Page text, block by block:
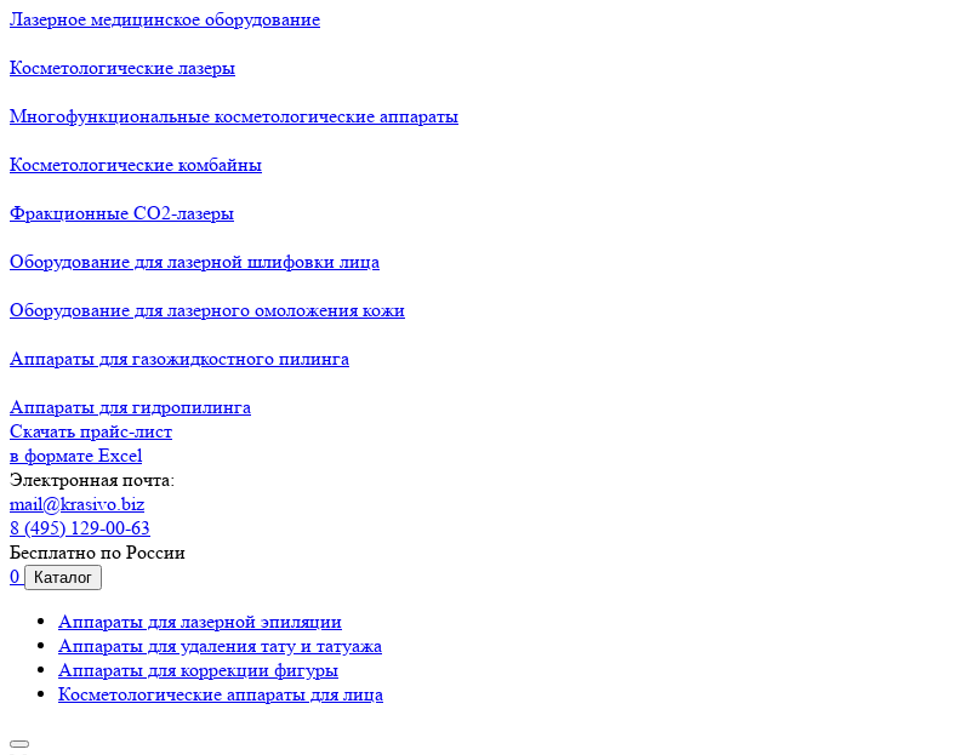
Лазерное медицинское оборудование
Косметологические лазеры
Многофункциональные косметологические аппараты
Косметологические комбайны
Фракционные СО2-лазеры
Оборудование для лазерной шлифовки лица
Оборудование для лазерного омоложения кожи
Аппараты для газожидкостного пилинга
Аппараты для гидропилинга
Скачать прайс-лист
в формате Excel
Электронная почта:
mail@krasivo.biz
8 (495) 129-00-63
Бесплатно по России
0
Каталог
Аппараты для лазерной эпиляции
Аппараты для удаления тату и татуажа
Аппараты для коррекции фигуры
Косметологические аппараты для лица